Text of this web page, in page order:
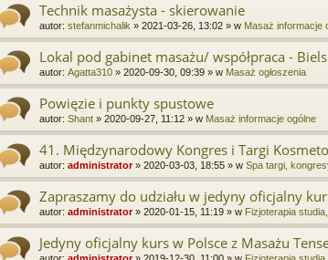
Technik masażysta - skierowanie
autor: stefanmichalik » 2021-03-26, 13:02 » w Masaż informacje
Lokal pod gabinet masażu/ współpraca -
autor: Agatta310 » 2020-09-30, 09:39 » w Masaż ogłoszenia
Powięzie i punkty spustowe
autor: Shant » 2020-09-27, 11:12 » w Masaż informacje ogólne
41. Międzynarodowy Kongres i Targi
autor: administrator» 2020-03-03, 18:55 » w Spa targi,
Zapraszamy do udziału w jedyny oficjalny
autor: administrator» 2020-01-15, 11:19 » w Fizjoterapia
Jedyny oficjalny kurs w Polsce z Masażu